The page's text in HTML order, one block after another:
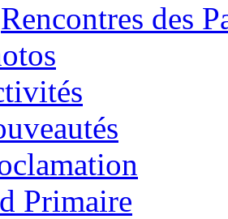
Rencontres des
Primaire